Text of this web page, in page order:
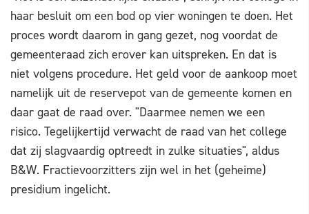
haar besluit om een bod op vier woningen te doen. Het
proces wordt daarom in gang gezet, nog voordat de
gemeenteraad zich erover kan uitspreken. En dat is
niet volgens procedure. Het geld voor de aankoop moet
namelijk uit de reservepot van de gemeente komen en
daar gaat de raad over. "Daarmee nemen we een
risico. Tegelijkertijd verwacht de raad van het college
dat zij slagvaardig optreedt in zulke situaties", aldus
B&W. Fractievoorzitters zijn wel in het (geheime)
presidium ingelicht.